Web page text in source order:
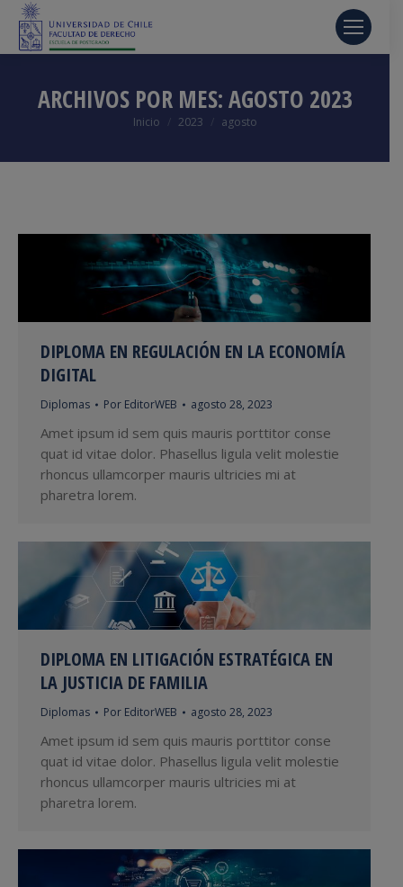
ARCHIVOS POR MES:AGOSTO 2023
Estás aquí:
Inicio 2023 agosto
DIPLOMA EN REGULACIÓN EN LA ECONOMÍA
DIGITAL
Diplomas Por EditorWEB agosto 28, 2023
Amet ipsum id sem quis mauris porttitor conse
quat id vitae dolor. Phasellus ligula velit molestie
rhoncus ullamcorper mauris ultricies mi at
pharetra lorem.
DIPLOMA EN LITIGACIÓN ESTRATÉGICA EN
LA JUSTICIA DE FAMILIA
Diplomas Por EditorWEB agosto 28, 2023
Amet ipsum id sem quis mauris porttitor conse
quat id vitae dolor. Phasellus ligula velit molestie
rhoncus ullamcorper mauris ultricies mi at
pharetra lorem.